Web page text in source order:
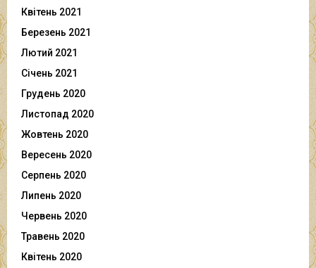
Квітень 2021
Березень 2021
Лютий 2021
Січень 2021
Грудень 2020
Листопад 2020
Жовтень 2020
Вересень 2020
Серпень 2020
Липень 2020
Червень 2020
Травень 2020
Квітень 2020